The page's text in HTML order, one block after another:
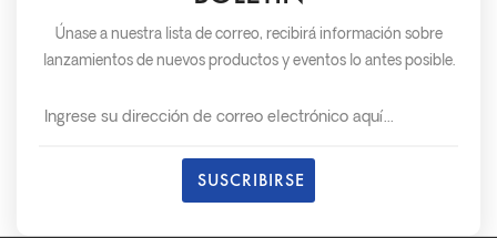
Únase a nuestra lista de correo, recibirá información sobre
lanzamientos de nuevos productos y eventos lo antes posible.